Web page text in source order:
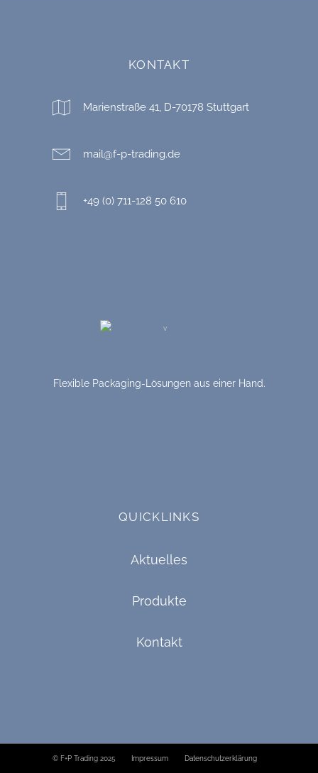
KONTAKT
Marienstraße 41, D-70178 Stuttgart
mail@f-p-trading.de
+49 (0) 711-128 50 610
Flexible Packaging-Lösungen aus einer Hand.
QUICKLINKS
Aktuelles
Produkte
Kontakt
© F+P Trading 2025 Impressum Datenschutzerklärung